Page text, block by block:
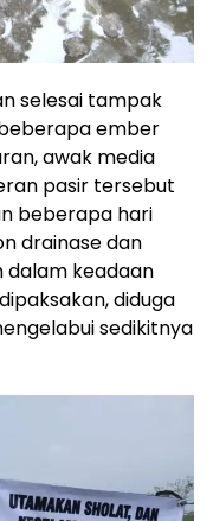
selesai tampak
ember
awak media
pasir tersebut
beberapa hari
drainase dan
dalam keadaan
diduga
sedikitnya